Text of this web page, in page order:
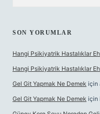
SON YORUMLAR
Hangi Psikiyatrik Hastalıklar
Hangi Psikiyatrik Hastalıklar
Gel Git Yapmak Ne Demek için
Gel Git Yapmak Ne Demek için